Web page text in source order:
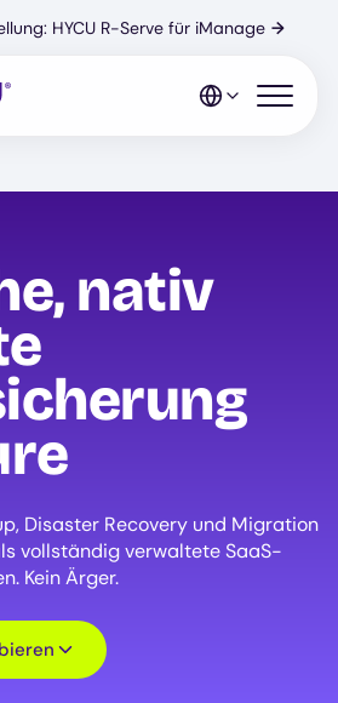
HYCU R-Serve für iManage →
Mobiles
nativ
Disaster Recovery und Migration
vollständig verwaltete SaaS-
Kein Ärger.